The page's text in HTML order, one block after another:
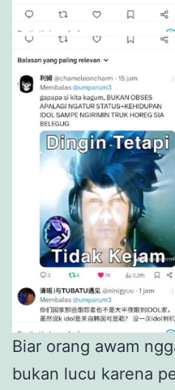
Biar orang awam
bukan lucu karena